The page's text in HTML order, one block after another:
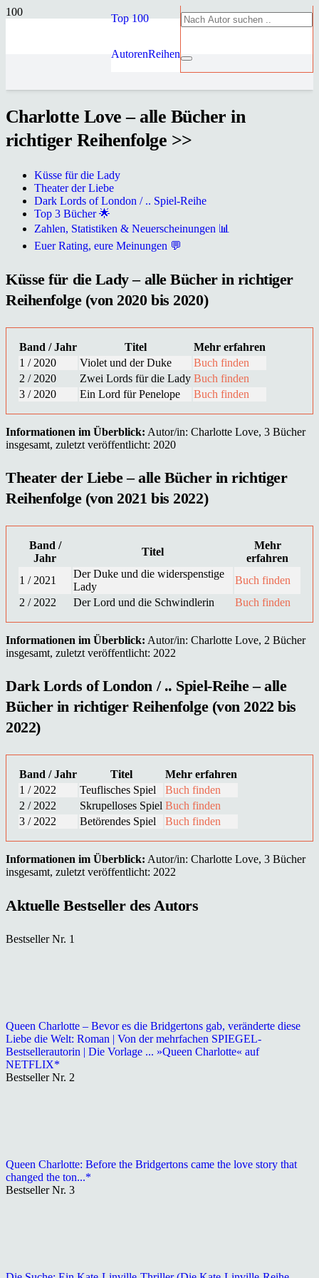
Top 100
AutorenReihen
Charlotte Love – alle Bücher in
richtiger Reihenfolge >>
Küsse für die Lady
Theater der Liebe
Dark Lords of London / .. Spiel-Reihe
Top 3 Bücher 🌟
Zahlen, Statistiken & Neuerscheinungen 📊
Euer Rating, eure Meinungen 💬
Küsse für die Lady – alle Bücher in richtiger
Reihenfolge (von 2020 bis 2020)
Band / Jahr Titel
Mehr erfahren
1 / 2020
Violet und der Duke
Buch finden
2 / 2020
Zwei Lords für die Lady Buch finden
3 / 2020
Ein Lord für Penelope Buch finden
Informationen im Überblick: Autor/in: Charlotte Love, 3 Bücher
insgesamt, zuletzt veröffentlicht: 2020
Theater der Liebe – alle Bücher in richtiger
Reihenfolge (von 2021 bis 2022)
Band /
Jahr
Titel
Mehr
erfahren
1 / 2021
Der Duke und die widerspenstige
Lady
Buch finden
2 / 2022
Der Lord und die Schwindlerin Buch finden
Informationen im Überblick: Autor/in: Charlotte Love, 2 Bücher
insgesamt, zuletzt veröffentlicht: 2022
Dark Lords of London / .. Spiel-Reihe – alle
Bücher in richtiger Reihenfolge (von 2022 bis
2022)
Band / Jahr Titel
Mehr erfahren
1 / 2022
Teuflisches Spiel
Buch finden
2 / 2022
Skrupelloses Spiel Buch finden
3 / 2022
Betörendes Spiel Buch finden
Informationen im Überblick: Autor/in: Charlotte Love, 3 Bücher
insgesamt, zuletzt veröffentlicht: 2022
Aktuelle Bestseller des Autors
Bestseller Nr. 1
Queen Charlotte – Bevor es die Bridgertons gab, veränderte diese
Liebe die Welt: Roman | Von der mehrfachen SPIEGEL-
Bestsellerautorin | Die Vorlage ... »Queen Charlotte« auf
NETFLIX*
Bestseller Nr. 2
Queen Charlotte: Before the Bridgertons came the love story that
changed the ton...*
Bestseller Nr. 3